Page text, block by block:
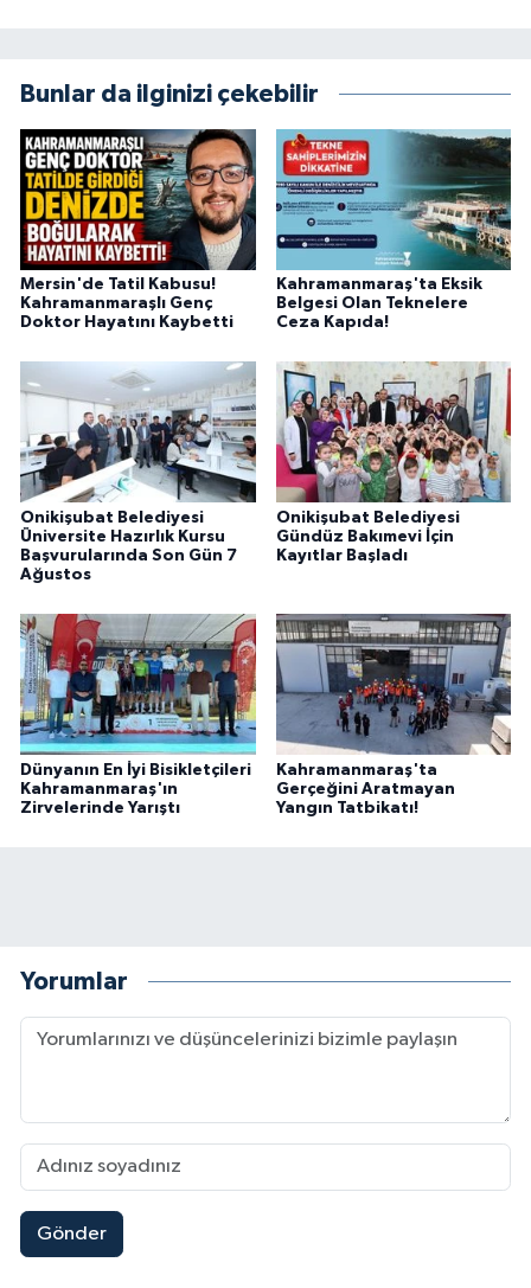
Bunlar da ilginizi çekebilir
Mersin'de Tatil Kabusu!
Kahramanmaraşlı Genç
Doktor Hayatını Kaybetti
Kahramanmaraş'ta Eksik
Belgesi Olan Teknelere
Ceza Kapıda!
Onikişubat Belediyesi
Üniversite Hazırlık Kursu
Başvurularında Son Gün 7
Ağustos
Onikişubat Belediyesi
Gündüz Bakımevi İçin
Kayıtlar Başladı
Dünyanın En İyi Bisikletçileri
Kahramanmaraş'ın
Zirvelerinde Yarıştı
Kahramanmaraş'ta
Gerçeğini Aratmayan
Yangın Tatbikatı!
Yorumlar
Gönder
19:49 |Mersin'de Tatil Kabusu! Kahramanmaraşlı